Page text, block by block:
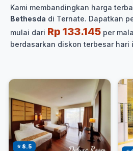
Kami membandingkan harga
Bethesda di Ternate. Dapatkan
mulai dari Rp 133.145 per
berdasarkan diskon terbesar hari
⭐ 8.5